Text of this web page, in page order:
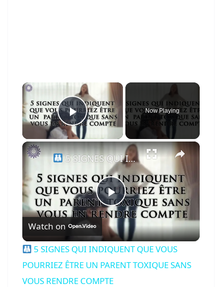
×
Play Video
Now Playing
×
P
l
a
5 SIGNES QUI INDIQUENT QUE VOUS POURRIEZ ÊTRE UN PARENT TOXIQUE SANS VOUS RENDRE COMPTE
Watch on
5 SIGNES QUI INDIQUENT QUE VOUS
POURRIEZ ÊTRE UN PARENT TOXIQUE SANS
VOUS RENDRE COMPTE